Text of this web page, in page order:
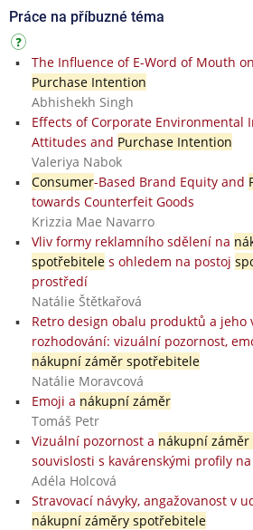
Práce na příbuzné téma
The Influence of E-Word of Mouth
Purchase Intention
Abhishekh Singh
Effects of Corporate Environmental
Attitudes and Purchase Intention
Valeriya Nabok
Consumer-Based Brand Equity and
towards Counterfeit Goods
Krizzia Mae Navarro
Vliv formy reklamního sdělení na
spotřebiteles ohledem na postoj
prostředí
Natálie Štětkařová
Retro design obalu produktů a jeho
rozhodování: vizuální pozornost,
nákupní záměr spotřebitele
Natálie Moravcová
Emoji a nákupní záměr
Tomáš Petr
Vizuální pozornost a nákupní
souvislosti s kavárenskými profily
Adéla Holcová
Stravovací návyky, angažovanost v
nákupní záměry spotřebitele